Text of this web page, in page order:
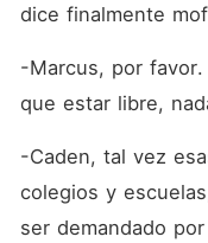
dice finalmente
-Marcus, por
que estar libre,
-Caden, tal vez
colegios y
ser demandado